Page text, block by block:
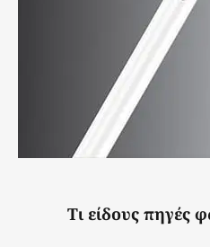
Τι είδους πηγές